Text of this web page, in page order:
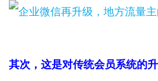
其次，这是对传统会员系统的升